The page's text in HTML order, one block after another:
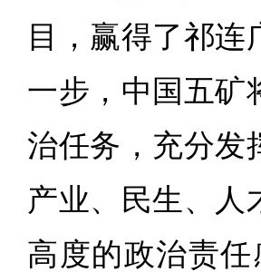
目，赢得了祁
一步，中国五矿
治任务，充分发
产业、民生、人
高度的政治责